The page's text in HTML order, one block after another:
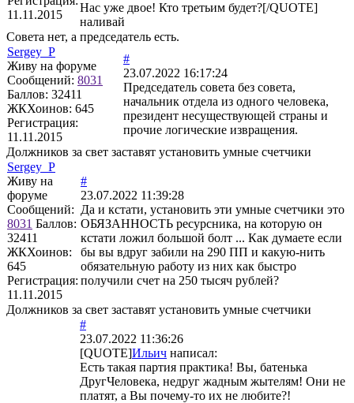
11.11.2015
Нас уже двое! Кто третьим будет?[/QUOTE]
наливай
Совета нет, а председатель есть.
Sergey_P
Живу на форуме
Сообщений: 8031
Баллов: 32411
ЖКХоинов: 645
Регистрация:
11.11.2015
#
23.07.2022 16:17:24
Председатель совета без совета,
начальник отдела из одного человека,
президент несуществующей страны и
прочие логические извращения.
Должников за свет заставят установить умные счетчики
Sergey_P
Живу на
форуме
Сообщений:
8031 Баллов:
32411
ЖКХоинов:
645
Регистрация:
11.11.2015
#
23.07.2022 11:39:28
Да и кстати, установить эти умные счетчики это
ОБЯЗАННОСТЬ ресурсника, на которую он
кстати ложил большой болт ... Как думаете если
бы вы вдруг забили на 290 ПП и какую-нить
обязательную работу из них как быстро
получили счет на 250 тысяч рублей?
Должников за свет заставят установить умные счетчики
#
23.07.2022 11:36:26
[QUOTE]Ильич написал:
Есть такая партия практика! Вы, батенька
ДругЧеловека, недруг жадным жытелям! Они не
платят, а Вы почему-то их не любите?!